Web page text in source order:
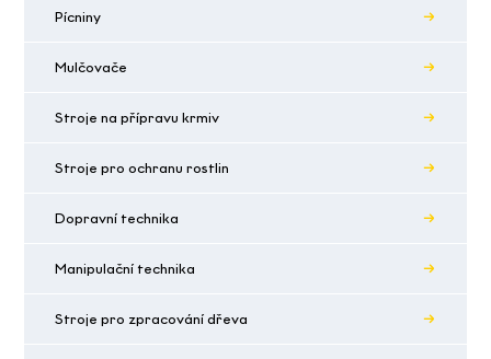
Pícniny
Mulčovače
Stroje na přípravu krmiv
Stroje pro ochranu rostlin
Dopravní technika
Manipulační technika
Stroje pro zpracování dřeva